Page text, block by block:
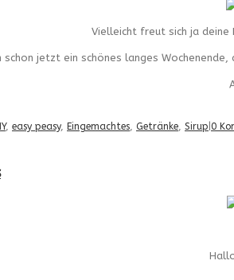
Vielleicht freut sich ja deine
schon jetzt ein schönes langes
, easy peasy, Eingemachtes Getränke Sirup 0